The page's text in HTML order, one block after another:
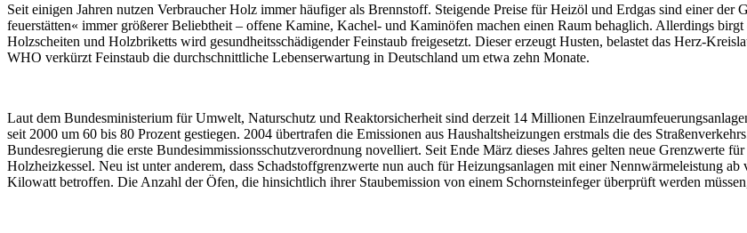
Seit einigen Jahren nutzen Verbraucher Holz immer häufiger als Brennstoff. Steigende Preise für Heizöl und Erdgas sind einer der
feuerstätten« immer größerer Beliebtheit – offene Kamine, Kachel- und Kaminöfen machen einen Raum behaglich. Allerdings
Holzscheiten und Holzbriketts wird gesundheitsschädigender Feinstaub freigesetzt. Dieser erzeugt Husten, belastet das Herz-
WHO verkürzt Feinstaub die durchschnittliche Lebenserwartung in Deutschland um etwa zehn Monate.
Laut dem Bundesministerium für Umwelt, Naturschutz und Reaktorsicherheit sind derzeit 14 Millionen
seit 2000 um 60 bis 80 Prozent gestiegen. 2004 übertrafen die Emissionen aus Haushaltsheizungen erstmals die des
Bundesregierung die erste Bundesimmissionsschutzverordnung novelliert. Seit Ende März dieses Jahres gelten neue Grenzwerte
Holzheizkessel. Neu ist unter anderem, dass Schadstoffgrenzwerte nun auch für Heizungsanlagen mit einer Nennwärmeleistung
Kilowatt betroffen. Die Anzahl der Öfen, die hinsichtlich ihrer Staubemission von einem Schornsteinfeger überprüft werden